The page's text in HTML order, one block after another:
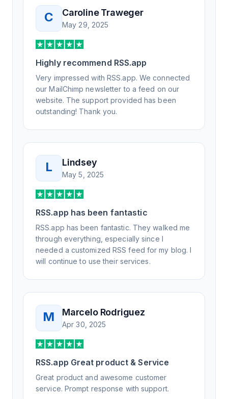
knowledgeable, kind, and clearly wanted to
understand the issue. It has been a few
weeks, but after many revisions and direct
support, all of my release notes are in a way
that my users understand and find value in.
Honestly, it has been an exceptional
experience, and I will be pushing everyone I
know to RSS.app for their RSS needs.
C Caroline Traweger
May 29, 2025
Highly recommend RSS.app
Very impressed with RSS.app. We connected
our MailChimp newsletter to a feed on our
website. The support provided has been
outstanding! Thank you.
L Lindsey
May 5, 2025
RSS.app has been fantastic
RSS.app has been fantastic. They walked me
through everything, especially since I
needed a customized RSS feed for my blog. I
will continue to use their services.
M Marcelo Rodriguez
Apr 30, 2025
RSS.app Great product & Service
Great product and awesome customer
service. Prompt response with support.